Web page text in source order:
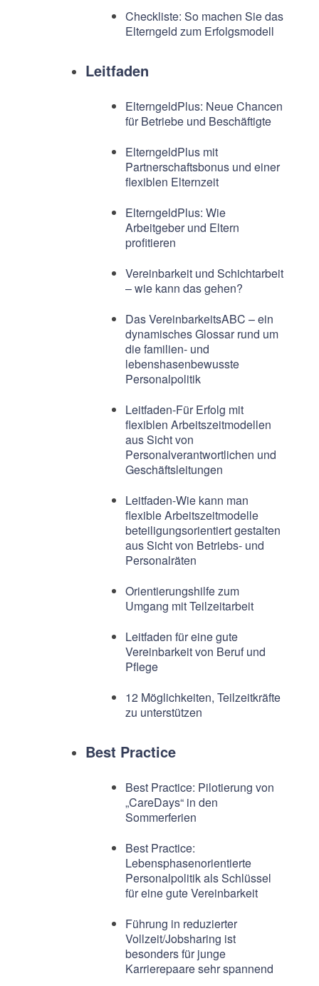
Checkliste: So machen Sie das
Elterngeld zum Erfolgsmodell
Leitfaden
ElterngeldPlus: Neue Chancen
für Betriebe und Beschäftigte
ElterngeldPlus mit
Partnerschaftsbonus und einer
flexiblen Elternzeit
ElterngeldPlus: Wie
Arbeitgeber und Eltern
profitieren
Vereinbarkeit und Schichtarbeit
– wie kann das gehen?
Das VereinbarkeitsABC – ein
dynamisches Glossar rund um
die familien- und
lebenshasenbewusste
Personalpolitik
Leitfaden-Für Erfolg mit
flexiblen Arbeitszeitmodellen
aus Sicht von
Personalverantwortlichen und
Geschäftsleitungen
Leitfaden-Wie kann man
flexible Arbeitszeitmodelle
beteiligungsorientiert gestalten
aus Sicht von Betriebs- und
Personalräten
Orientierungshilfe zum
Umgang mit Teilzeitarbeit
Leitfaden für eine gute
Vereinbarkeit von Beruf und
Pflege
12 Möglichkeiten, Teilzeitkräfte
zu unterstützen
Best Practice
Best Practice: Pilotierung von
„CareDays“ in den
Sommerferien
Best Practice:
Lebensphasenorientierte
Personalpolitik als Schlüssel
für eine gute Vereinbarkeit
Führung in reduzierter
Vollzeit/Jobsharing ist
besonders für junge
Karrierepaare sehr spannend